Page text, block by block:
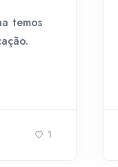
temos
1